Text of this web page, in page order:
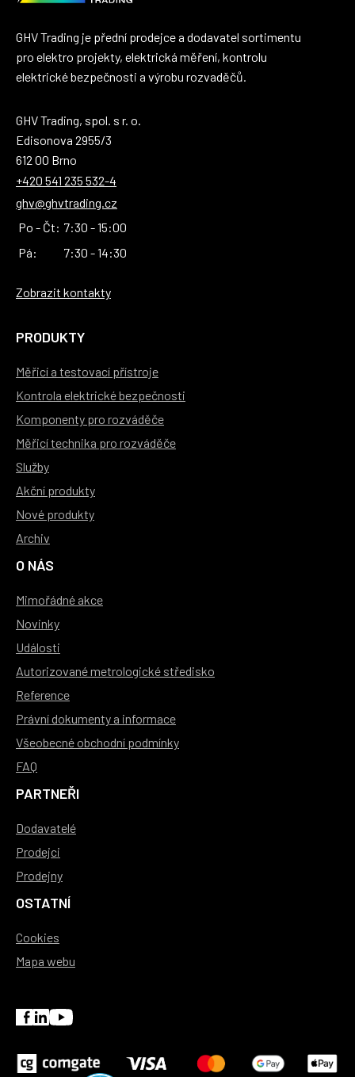
GHV Trading je přední prodejce a dodavatel sortimentu
pro elektro projekty, elektrická měření, kontrolu
elektrické bezpečnosti a výrobu rozvaděčů.
GHV Trading, spol. s r. o.
Edisonova 2955/3
612 00 Brno
+420 541 235 532-4
ghv@ghvtrading.cz
Po - Čt: 7:30 - 15:00
Pá:
7:30 - 14:30
Zobrazit kontakty
PRODUKTY
Měřicí a testovací přístroje
Kontrola elektrické bezpečnosti
Komponenty pro rozváděče
Měřicí technika pro rozváděče
Služby
Akční produkty
Nové produkty
Archiv
O NÁS
Mimořádné akce
Novinky
Události
Autorizované metrologické středisko
Reference
Právní dokumenty a informace
Všeobecné obchodní podmínky
FAQ
PARTNEŘI
Dodavatelé
Prodejci
Prodejny
OSTATNÍ
Cookies
Mapa webu